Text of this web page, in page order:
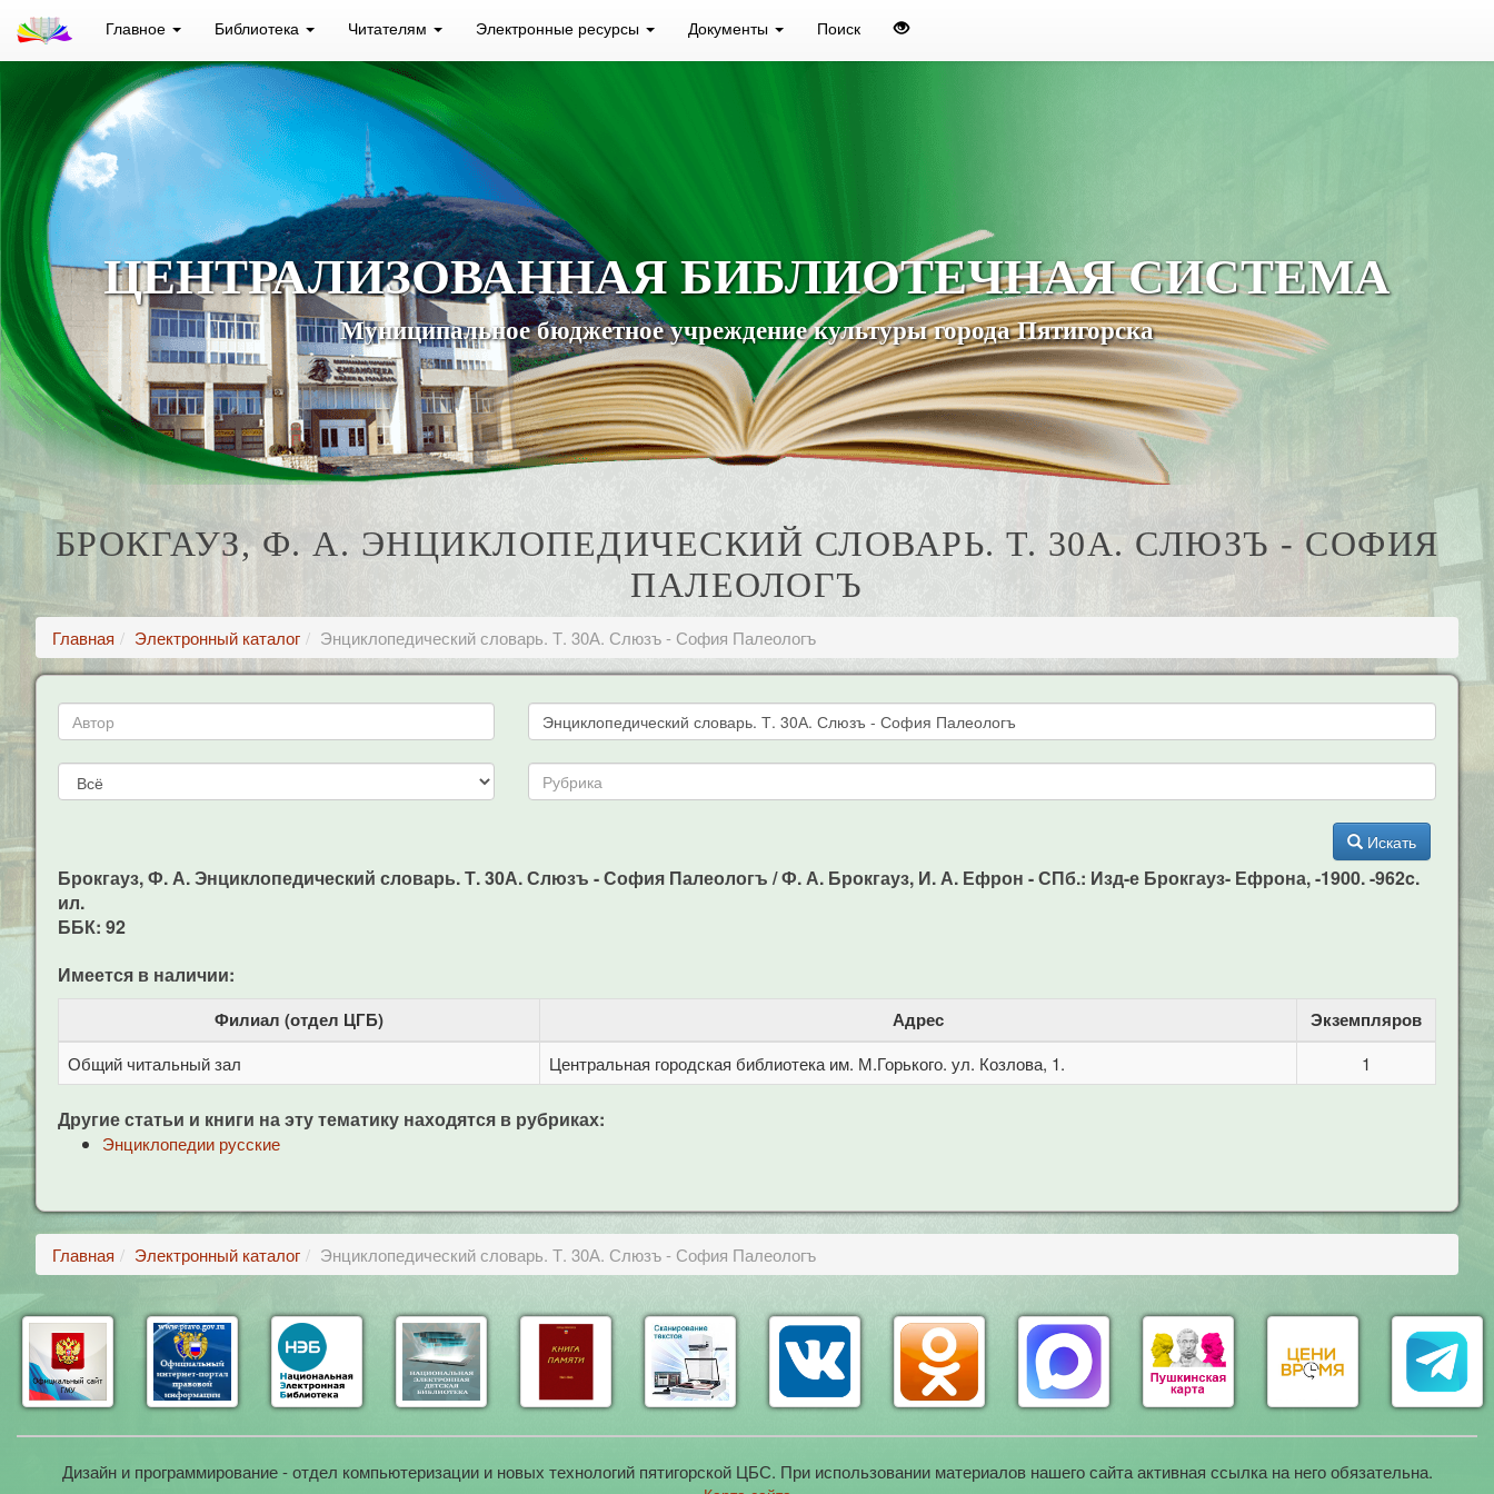
Главное Библиотека Читателям Электронные ресурсы Документы Поиск
ЦЕНТРАЛИЗОВАННАЯ БИБЛИОТЕЧНАЯ СИСТЕМА
Муниципальное бюджетное учреждение культуры города Пятигорска
БРОКГАУЗ, Ф. А. ЭНЦИКЛОПЕДИЧЕСКИЙ СЛОВАРЬ. Т. 30А. СЛЮЗЪ - СОФИЯ
ПАЛЕОЛОГЪ
Главная Электронный каталог Энциклопедический словарь. Т. 30А. Слюзъ - София Палеологъ
Искать
Брокгауз, Ф. А. Энциклопедический словарь. Т. 30А. Слюзъ - София Палеологъ / Ф. А. Брокгауз, И. А. Ефрон - СПб.: Изд-е Брокгауз- Ефрона, -1900. -962c.
ил.
ББК: 92
Имеется в наличии:
Филиал (отдел ЦГБ) Адрес Экземпляров
Общий читальный зал Центральная городская библиотека им. М.Горького. ул. Козлова, 1. 1
Другие статьи и книги на эту тематику находятся в рубриках:
Энциклопедии русские
Главная Электронный каталог Энциклопедический словарь. Т. 30А. Слюзъ - София Палеологъ
Дизайн и программирование - отдел компьютеризации и новых технологий пятигорской ЦБС. При использовании материалов нашего сайта активная ссылка на него обязательна.